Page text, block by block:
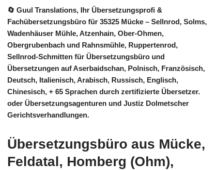
🔄 Guul Translations, Ihr Übersetzungsprofi &
Fachübersetzungsbüro für 35325 Mücke – Sellnrod, Solms,
Wadenhäuser Mühle, Atzenhain, Ober-Ohmen,
Obergrubenbach und Rahnsmühle, Ruppertenrod,
Sellnrod-Schmitten für Übersetzungsbüro und
Übersetzungen auf Aserbaidschan, Polnisch, Französisch,
Deutsch, Italienisch, Arabisch, Russisch, Englisch,
Chinesisch, + 65 Sprachen durch zertifizierte Übersetzer.
oder Übersetzungsagenturen und Justiz Dolmetscher
Gerichtsverhandlungen.
Übersetzungsbüro aus Mücke,
Feldatal, Homberg (Ohm),